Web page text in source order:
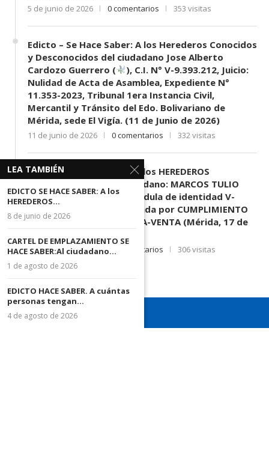
5 de junio de 2026 0 comentarios 353 visitas
Edicto – Se Hace Saber: A los Herederos Conocidos
y Desconocidos del ciudadano Jose Alberto
Cardozo Guerrero (
), C.I. N° V-9.393.212, Juicio:
Nulidad de Acta de Asamblea, Expediente N°
11.353-2023, Tribunal 1era Instancia Civil,
Mercantil y Tránsito del Edo. Bolivariano de
Mérida, sede El Vigía. (11 de Junio de 2026)
11 de junio de 2026 0 comentarios 332 visitas
EDICTO SE HACE SABER: A los HEREDEROS
DESCONOCIDOS del ciudadano: MARCOS TULIO
MORENO HERRERA, (
) cédula de identidad V-
3.003.963, Parte demandada por CUMPLIMIENTO
DE CONTRATO DE COMPRA-VENTA (Mérida, 17 de
17 de junio de 2026 0 comentarios 306 visitas
LEA TAMBIÉN
EDICTO SE HACE SABER: A los
HEREDEROS...
8 de junio de 2026
CARTEL DE EMPLAZAMIENTO SE
HACE SABER:Al ciudadano...
1 de agosto de 2026
EDICTO HACE SABER. A cuántas
personas tengan...
4 de agosto de 2026